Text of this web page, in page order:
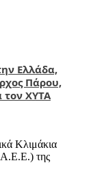
Ελλάδα,
Πάρου,
τον ΧΥΤΑ
Κλιμάκια
της